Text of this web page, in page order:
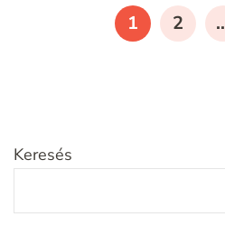
OLDAL
1 2
Keresés